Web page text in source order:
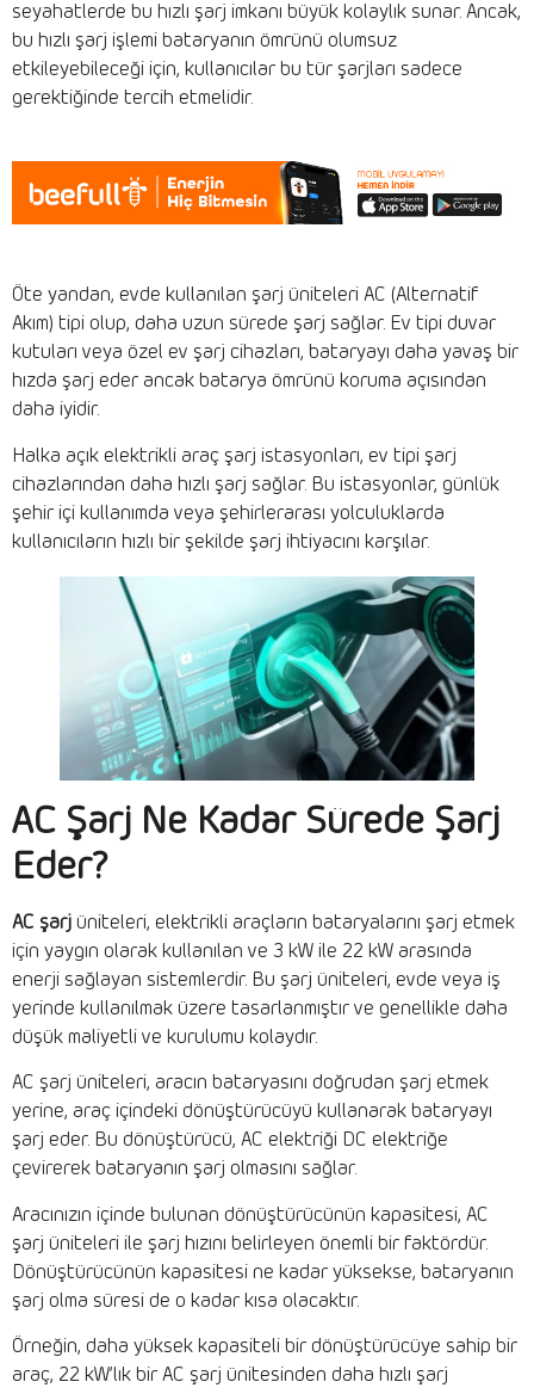
seyahatlerde bu hızlı şarj imkanı büyük kolaylık sunar. Ancak,
bu hızlı şarj işlemi bataryanın ömrünü olumsuz
etkileyebileceği için, kullanıcılar bu tür şarjları sadece
gerektiğinde tercih etmelidir.
Öte yandan, evde kullanılan şarj üniteleri AC (Alternatif
Akım) tipi olup, daha uzun sürede şarj sağlar. Ev tipi duvar
kutuları veya özel ev şarj cihazları, bataryayı daha yavaş bir
hızda şarj eder ancak batarya ömrünü koruma açısından
daha iyidir.
Halka açık elektrikli araç şarj istasyonları, ev tipi şarj
cihazlarından daha hızlı şarj sağlar. Bu istasyonlar, günlük
şehir içi kullanımda veya şehirlerarası yolculuklarda
kullanıcıların hızlı bir şekilde şarj ihtiyacını karşılar.
AC Şarj Ne Kadar Sürede Şarj
Eder?
AC şarj üniteleri, elektrikli araçların bataryalarını şarj etmek
için yaygın olarak kullanılan ve 3 kW ile 22 kW arasında
enerji sağlayan sistemlerdir. Bu şarj üniteleri, evde veya iş
yerinde kullanılmak üzere tasarlanmıştır ve genellikle daha
düşük maliyetli ve kurulumu kolaydır.
AC şarj üniteleri, aracın bataryasını doğrudan şarj etmek
yerine, araç içindeki dönüştürücüyü kullanarak bataryayı
şarj eder. Bu dönüştürücü, AC elektriği DC elektriğe
çevirerek bataryanın şarj olmasını sağlar.
Aracınızın içinde bulunan dönüştürücünün kapasitesi, AC
şarj üniteleri ile şarj hızını belirleyen önemli bir faktördür.
Dönüştürücünün kapasitesi ne kadar yüksekse, bataryanın
şarj olma süresi de o kadar kısa olacaktır.
Örneğin, daha yüksek kapasiteli bir dönüştürücüye sahip bir
araç, 22 kW’lık bir AC şarj ünitesinden daha hızlı şarj